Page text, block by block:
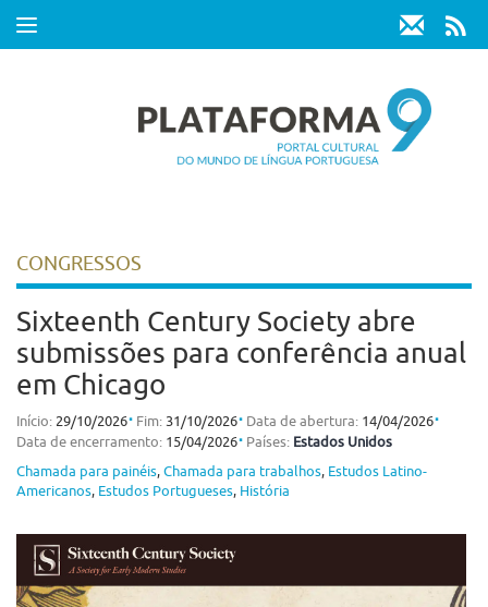
Toggle
CONGRESSOS
Sixteenth Century Society abre
submissões para conferência anual
em Chicago
Início: 29/10/2026⋅ Fim: 31/10/2026⋅ Data de abertura: 14/04/2026⋅
Data de encerramento: 15/04/2026⋅ Países: Estados Unidos
Chamada para painéis, Chamada para trabalhos, Estudos Latino-
Americanos, Estudos Portugueses, História